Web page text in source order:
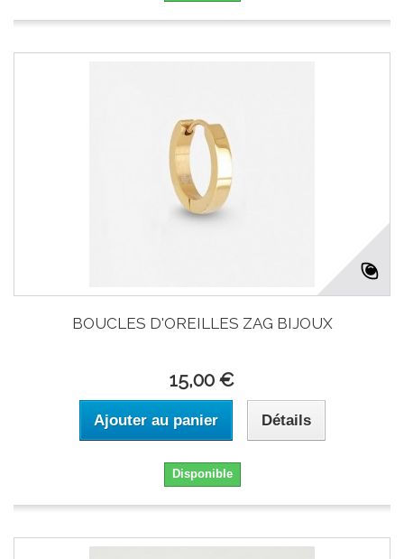
BOUCLES D'OREILLES ZAG BIJOUX
15,00 €
Ajouter au panier Détails
Disponible